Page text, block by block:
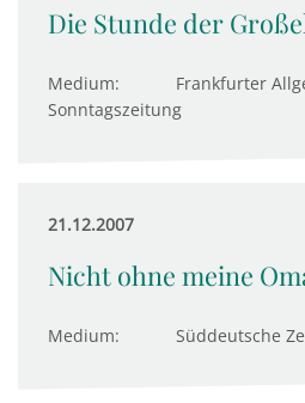
Die Stunde der
Medium:
Frankfurter
Sonntagszeitung
21.12.2007
Nicht ohne meine
Medium: Süddeutsche